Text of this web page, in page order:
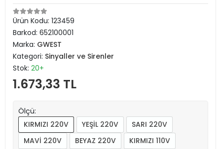
Ürün Kodu: 123459
Barkod: 652100001
Marka: GWEST
Kategori: Sinyaller ve Sirenler
Stok: 20+
1.673,33 TL
Ölçü:
KIRMIZI 220V
YEŞİL 220V
SARI 220V
MAVİ 220V
BEYAZ 220V
KIRMIZI 110V